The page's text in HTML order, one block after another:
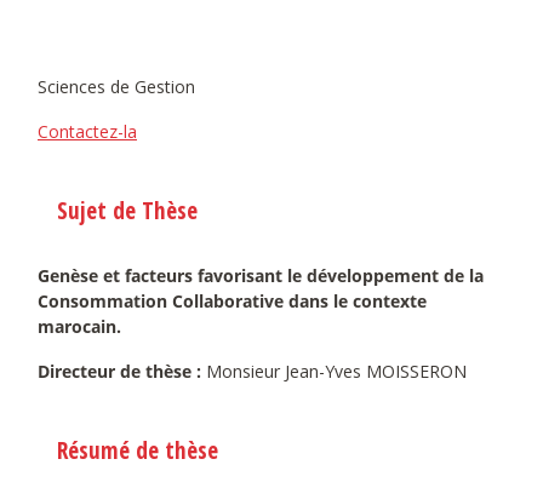
Sciences de Gestion
Contactez-la
Sujet de Thèse
Genèse et facteurs favorisant le développement de la
Consommation Collaborative dans le contexte
marocain.
Directeur de thèse : Monsieur Jean-Yves MOISSERON
Résumé de thèse